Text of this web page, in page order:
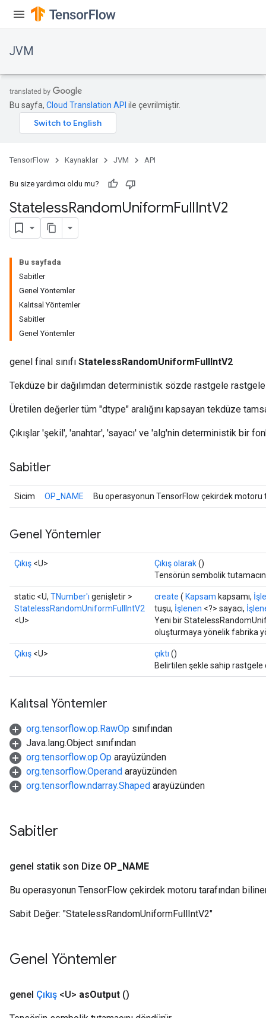
JVM
Bu sayfa, Cloud Translation API ile çevrilmiştir.
TensorFlow Kaynaklar JVM API
Bu size yardımcı oldu mu?
StatelessRandomUniformFullIntV2
Bu sayfada
Sabitler
Genel Yöntemler
Kalıtsal Yöntemler
Sabitler
Genel Yöntemler
genel final sınıfı StatelessRandomUniformFullIntV2
Tekdüze bir dağılımdan deterministik sözde rastgele rastgele
Üretilen değerler tüm "dtype" aralığını kapsayan tekdüze
Çıkışlar 'şekil', 'anahtar', 'sayacı' ve 'alg'nin deterministik bir
Sabitler
Sicim OP_NAME Bu operasyonun TensorFlow çekirdek motoru
Genel Yöntemler
Çıkış <U> Çıkış olarak()
Tensörün sembolik
static <U, TNumber'ı genişletir >
StatelessRandomUniformFullIntV2
<U>
create ( Kapsam kapsamı,
tuşu, İşlenen <?> sayacı,
Yeni bir
oluşturmaya yönelik fabrika
Çıkış <U> çıktı ()
Belirtilen şekle sahip rastgele
Kalıtsal Yöntemler
org.tensorflow.op.RawOp sınıfından
Java.lang.Object sınıfından
org.tensorflow.op.Op arayüzünden
org.tensorflow.Operand arayüzünden
org.tensorflow.ndarray.Shaped arayüzünden
Sabitler
genel statik son Dize OP NAME
Bu operasyonun TensorFlow çekirdek motoru tarafından
Sabit Değer: "StatelessRandomUniformFullIntV2"
Genel Yöntemler
genel Çıkış <U> asOutput ()